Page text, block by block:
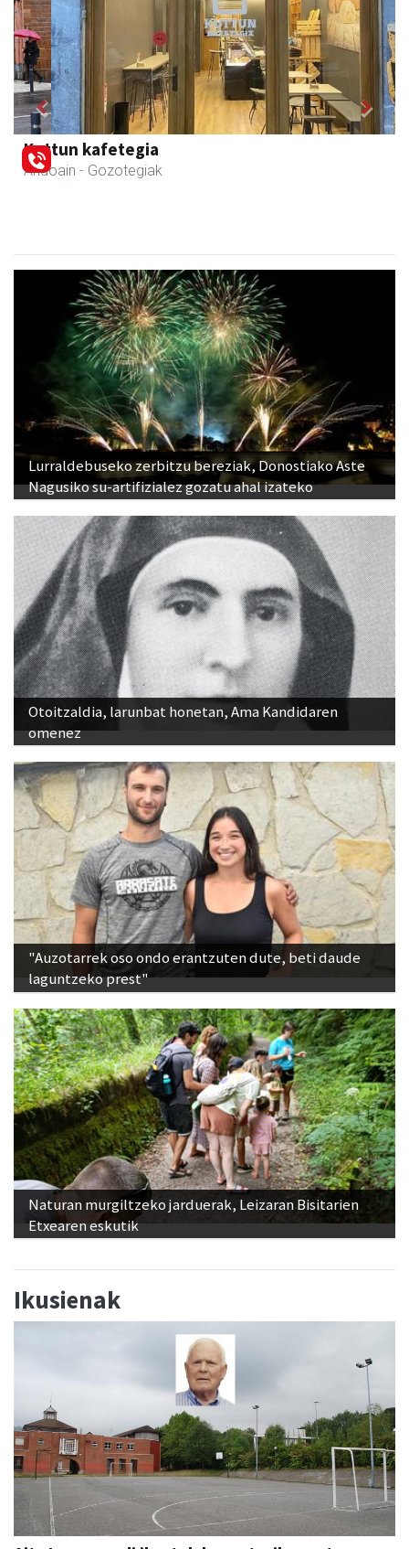
Kuttun kafetegia
Andoain - Gozotegiak
Previous Next
Lurraldebuseko zerbitzu bereziak, Donostiako Aste
Nagusiko su-artifizialez gozatu ahal izateko
Otoitzaldia, larunbat honetan, Ama Kandidaren
omenez
"Auzotarrek oso ondo erantzuten dute, beti daude
laguntzeko prest"
Naturan murgiltzeko jarduerak, Leizaran Bisitarien
Etxearen eskutik
Ikusienak